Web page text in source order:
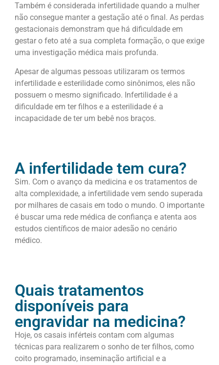
Também é considerada infertilidade quando a mulher
não consegue manter a gestação até o final. As perdas
gestacionais demonstram que há dificuldade em
gestar o feto até a sua completa formação, o que exige
uma investigação médica mais profunda.
Apesar de algumas pessoas utilizaram os termos
infertilidade e esterilidade como sinônimos, eles não
possuem o mesmo significado. Infertilidade é a
dificuldade em ter filhos e a esterilidade é a
incapacidade de ter um bebê nos braços.
A infertilidade tem cura?
Sim. Com o avanço da medicina e os tratamentos de
alta complexidade, a infertilidade vem sendo superada
por milhares de casais em todo o mundo. O importante
é buscar uma rede médica de confiança e atenta aos
estudos científicos de maior adesão no cenário
médico.
Quais tratamentos
disponíveis para
engravidar na medicina?
Hoje, os casais inférteis contam com algumas
técnicas para realizarem o sonho de ter filhos, como
coito programado, inseminação artificial e a